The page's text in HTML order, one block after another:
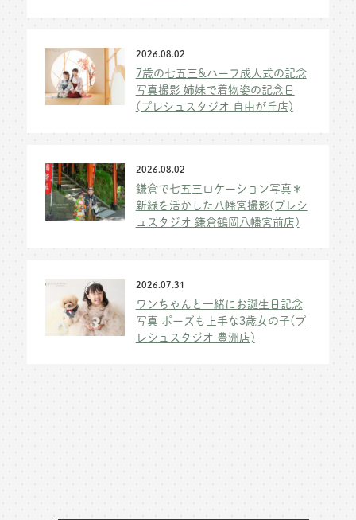
2026.08.02
7歳の七五三&ハーフ成人式の記念
写真撮影 姉妹で着物姿の記念日
(プレシュスタジオ 自由が丘店)
2026.08.02
鎌倉で七五三ロケーション写真＊
新緑を活かした八幡宮撮影(プレシ
ュスタジオ 鎌倉鶴岡八幡宮前店)
2026.07.31
ワンちゃんと一緒にお誕生日記念
写真 ポーズも上手な3歳女の子(プ
レシュスタジオ 豊洲店)